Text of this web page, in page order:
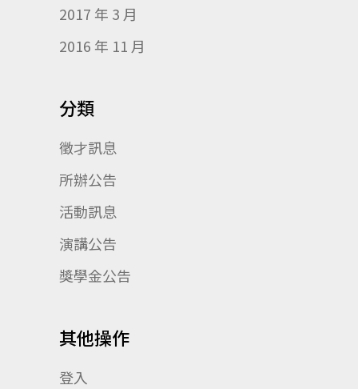
2017 年 3 月
2016 年 11 月
分類
徵才訊息
所辦公告
活動訊息
演講公告
獎學金公告
其他操作
登入